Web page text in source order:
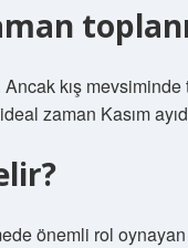
kış
zaman Kasım
önemli rol oynayan